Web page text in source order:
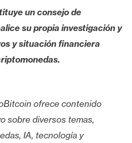
un consejo de
su propia investigación y
y situación financiera
ofrece contenido
sobre diversos temas,
IA, tecnología y